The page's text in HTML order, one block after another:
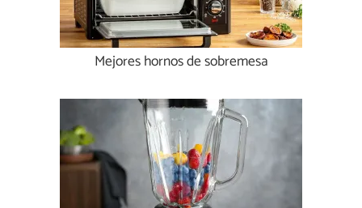
Mejores hornos de sobremesa